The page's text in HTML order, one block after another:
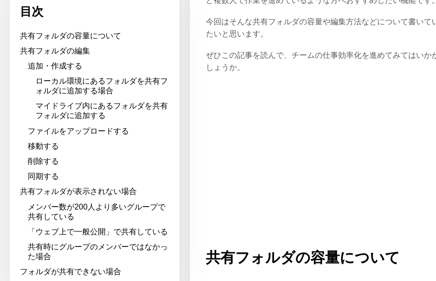
目次
共有フォルダの容量について
共有フォルダの編集
追加・作成する
ローカル環境にあるフォルダを共有フ
ォルダに追加する場合
マイドライブ内にあるフォルダを共有
フォルダに追加する
ファイルをアップロードする
移動する
削除する
同期する
共有フォルダが表示されない場合
メンバー数が200人より多いグループで
共有している
「ウェブ上で一般公開」で共有している
共有時にグループのメンバーではなかっ
た場合
フォルダが共有できない場合
今回はそんな共有フォルダの容量や編集方法などについて書いて
たいと思います。
ぜひこの記事を読んで、チームの仕事効率化を進めてみてはいか
しょうか。
共有フォルダの容量について